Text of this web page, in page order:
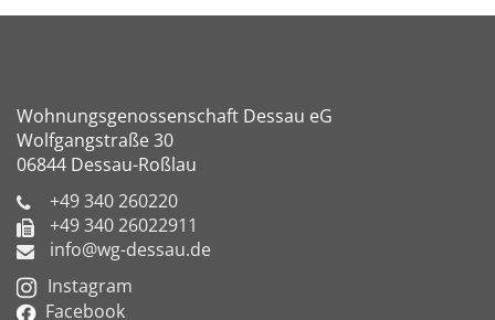
Wohnungsgenossenschaft Dessau eG
Wolfgangstraße 30
06844 Dessau-Roßlau
+49 340 260220
+49 340 26022911
info@wg-dessau.de
Instagram
Facebook